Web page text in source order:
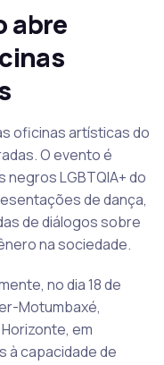
abre
oficinas artísticas do
O evento é
LGBTQIA+ do
de dança,
de diálogos sobre
na sociedade.
no dia 18 de
Motumbaxé,
em
à capacidade de